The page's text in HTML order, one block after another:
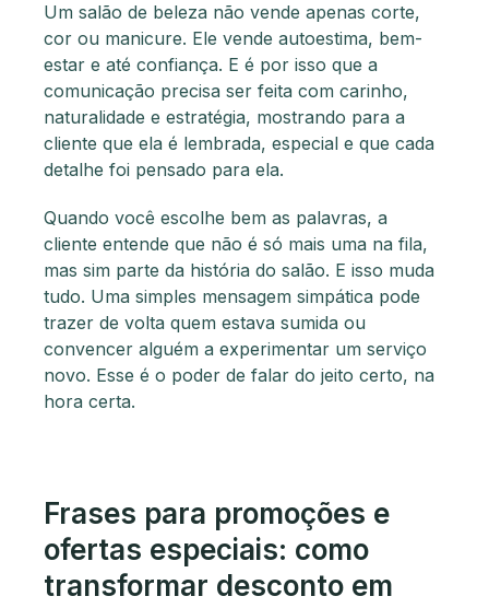
Um salão de beleza não vende apenas corte,
cor ou manicure. Ele vende autoestima, bem-
estar e até confiança. E é por isso que a
comunicação precisa ser feita com carinho,
naturalidade e estratégia, mostrando para a
cliente que ela é lembrada, especial e que cada
detalhe foi pensado para ela.
Quando você escolhe bem as palavras, a
cliente entende que não é só mais uma na fila,
mas sim parte da história do salão. E isso muda
tudo. Uma simples mensagem simpática pode
trazer de volta quem estava sumida ou
convencer alguém a experimentar um serviço
novo. Esse é o poder de falar do jeito certo, na
hora certa.
Frases para promoções e
ofertas especiais: como
transformar desconto em